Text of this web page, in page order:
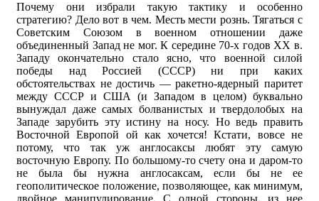
Почему они избрали такую тактику и особенно
стратегию? Дело вот в чем. Месть мести рознь. Тягаться с
Советским Союзом в военном отношении даже
объединенный Запад не мог. К середине 70-х годов XX в.
Западу окончательно стало ясно, что военной силой
победы над Россией (СССР) ни при каких
обстоятельствах не достичь — ракетно-ядерный паритет
между СССР и США (и Западом в целом) буквально
вынуждал даже самых болванистых и твердолобых на
Западе зарубить эту истину на носу. Но ведь править
Восточной Европой ой как хочется! Кстати, вовсе не
потому, что так уж англосаксы любят эту самую
восточную Европу. По большому-то счету она и даром-то
не была бы нужна англосаксам, если бы не ее
геополитическое положение, позволяющее, как минимум,
двойное манипулирование. С одной стороны, из нее